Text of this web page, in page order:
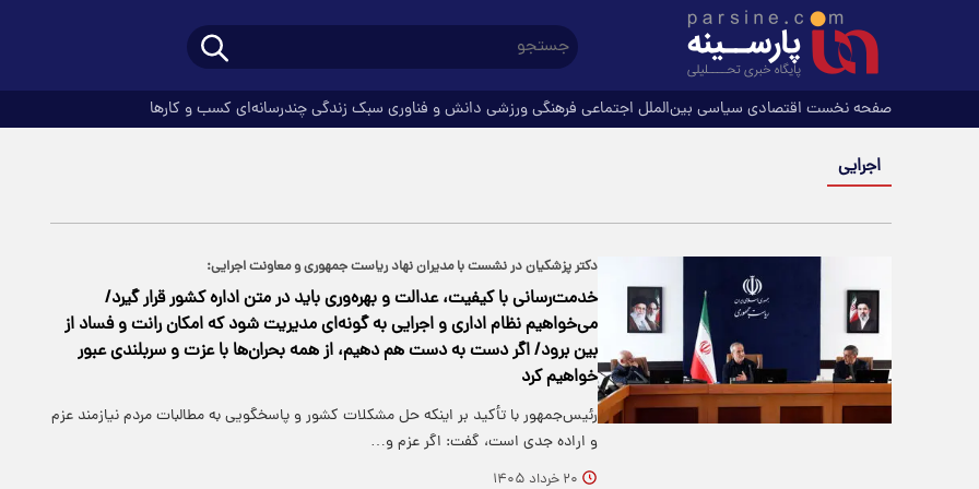
صفحه نخست اقتصادی سیاسی بین‌الملل اجتماعی فرهنگیورزشی دانش و فناوری سبک زندگیچندرسانه‌ای کسب و کارها
اجرایی
دکتر پزشکیان در نشست با مدیران نهاد ریاست جمهوری و معاونت اجرایی:
خدمت‌رسانی با کیفیت، عدالت و بهره‌وری باید در متن اداره کشور قرار گیرد/
می‌خواهیم نظام اداری و اجرایی به گونه‌ای مدیریت شود که امکان رانت و فساد از
بین برود/ اگر دست به دست هم دهیم، از همه بحران‌ها با عزت و سربلندی عبور
خواهیم کرد
رئیس‌جمهور با تأکید بر اینکه حل مشکلات کشور و پاسخگویی به مطالبات مردم نیازمند عزم
و اراده جدی است، گفت: اگر عزم و…
۲۰ خرداد ۱۴۰۵